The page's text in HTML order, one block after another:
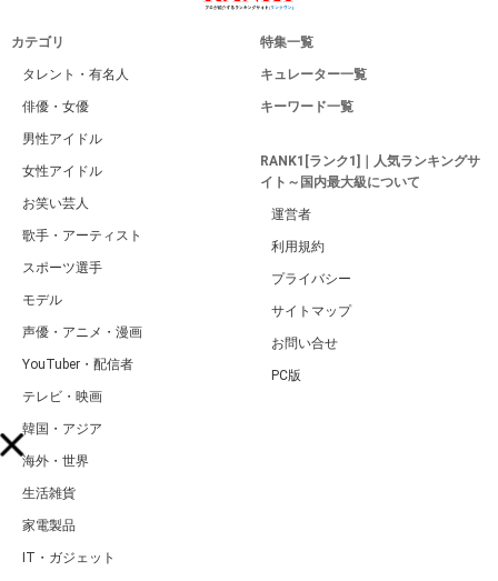
カテゴリ
タレント・有名人
俳優・女優
男性アイドル
女性アイドル
お笑い芸人
歌手・アーティスト
スポーツ選手
モデル
声優・アニメ・漫画
YouTuber・配信者
テレビ・映画
韓国・アジア
海外・世界
生活雑貨
家電製品
IT・ガジェット
特集一覧
キュレーター一覧
キーワード一覧
RANK1[ランク1]｜人気ランキングサ
イト～国内最大級について
運営者
利用規約
プライバシー
サイトマップ
お問い合せ
PC版